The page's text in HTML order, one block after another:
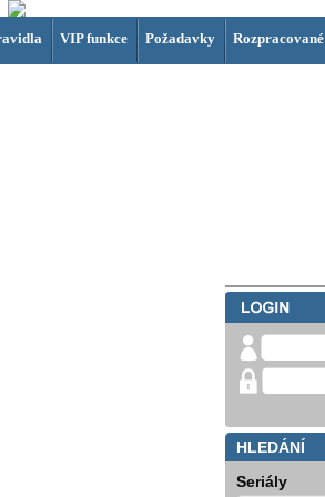
VIP funkce Požadavky Rozpracované
HLEDÁNÍ
Seriály